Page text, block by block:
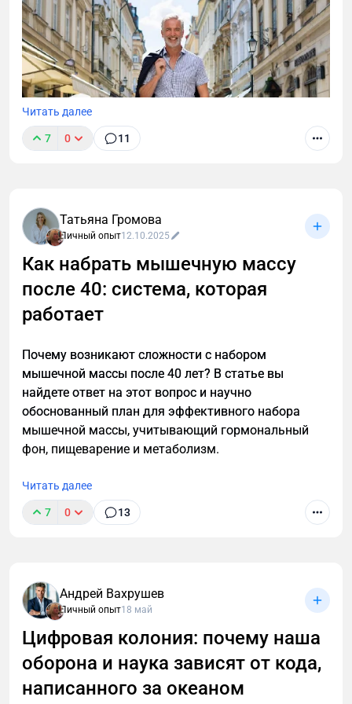
После 40 лет мужскому организму нужен особый
подход к похудению. Узнайте, как преодолеть
возрастные изменения, сохранить мышечную
научно обоснованной стратегии тренировок и
питания для мужчин.
Читать далее
7 0 11
Татьяна Громова
Личный опыт12.10.2025
Как набрать мышечную массу
после 40: система, которая
работает
Почему возникают сложности с набором
мышечной массы после 40 лет? В статье вы
найдете ответ на этот вопрос и научно
обоснованный план для эффективного набора
мышечной массы, учитывающий гормональный
фон, пищеварение и метаболизм.
Читать далее
7 0 13
Андрей Вахрушев
Личный опыт18 май
Цифровая колония: почему наша
оборона и наука зависят от кода,
написанного за океаном